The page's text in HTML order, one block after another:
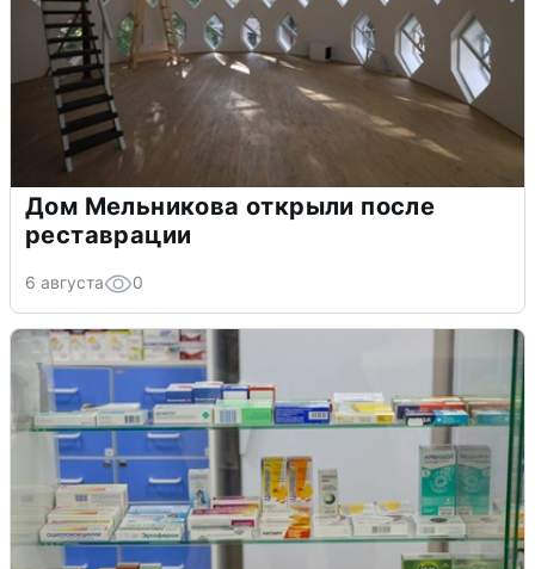
Дом Мельникова открыли после
реставрации
6 августа 0